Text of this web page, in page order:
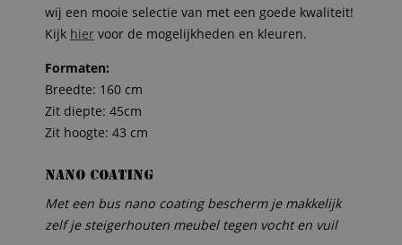
wij een mooie selectie van met een goede kwaliteit!
Kijk hier voor de mogelijkheden en kleuren.
Formaten:
Breedte: 160 cm
Zit diepte: 45cm
Zit hoogte: 43 cm
Nano coating
Met een bus nano coating bescherm je makkelijk
zelf je steigerhouten meubel tegen vocht en vuil